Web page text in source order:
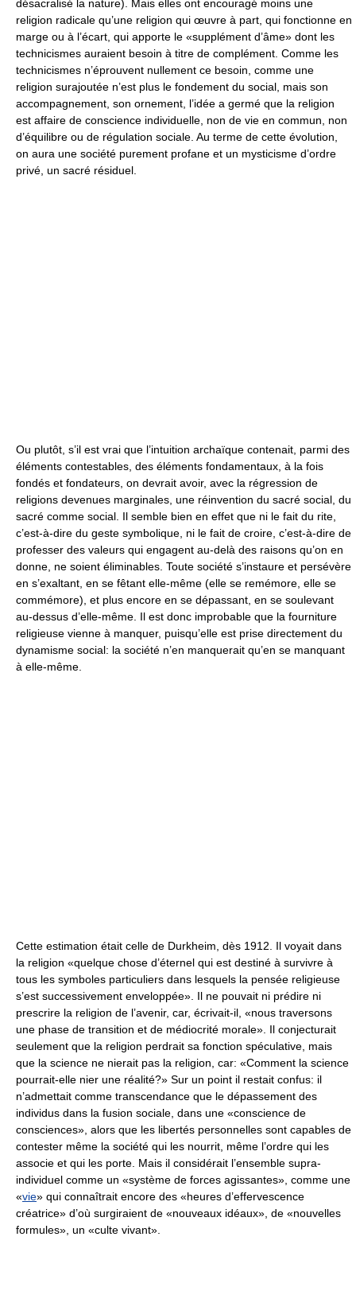
désacralisé la nature). Mais elles ont encouragé moins une
religion radicale qu’une religion qui œuvre à part, qui fonctionne en
marge ou à l’écart, qui apporte le «supplément d’âme» dont les
technicismes auraient besoin à titre de complément. Comme les
technicismes n’éprouvent nullement ce besoin, comme une
religion surajoutée n’est plus le fondement du social, mais son
accompagnement, son ornement, l’idée a germé que la religion
est affaire de conscience individuelle, non de vie en commun, non
d’équilibre ou de régulation sociale. Au terme de cette évolution,
on aura une société purement profane et un mysticisme d’ordre
privé, un sacré résiduel.
Ou plutôt, s’il est vrai que l’intuition archaïque contenait, parmi des
éléments contestables, des éléments fondamentaux, à la fois
fondés et fondateurs, on devrait avoir, avec la régression de
religions devenues marginales, une réinvention du sacré social, du
sacré comme social. Il semble bien en effet que ni le fait du rite,
c’est-à-dire du geste symbolique, ni le fait de croire, c’est-à-dire de
professer des valeurs qui engagent au-delà des raisons qu’on en
donne, ne soient éliminables. Toute société s’instaure et persévère
en s’exaltant, en se fêtant elle-même (elle se remémore, elle se
commémore), et plus encore en se dépassant, en se soulevant
au-dessus d’elle-même. Il est donc improbable que la fourniture
religieuse vienne à manquer, puisqu’elle est prise directement du
dynamisme social: la société n’en manquerait qu’en se manquant
à elle-même.
Cette estimation était celle de Durkheim, dès 1912. Il voyait dans
la religion «quelque chose d’éternel qui est destiné à survivre à
tous les symboles particuliers dans lesquels la pensée religieuse
s’est successivement enveloppée». Il ne pouvait ni prédire ni
prescrire la religion de l’avenir, car, écrivait-il, «nous traversons
une phase de transition et de médiocrité morale». Il conjecturait
seulement que la religion perdrait sa fonction spéculative, mais
que la science ne nierait pas la religion, car: «Comment la science
pourrait-elle nier une réalité?» Sur un point il restait confus: il
n’admettait comme transcendance que le dépassement des
individus dans la fusion sociale, dans une «conscience de
consciences», alors que les libertés personnelles sont capables de
contester même la société qui les nourrit, même l’ordre qui les
associe et qui les porte. Mais il considérait l’ensemble supra-
individuel comme un «système de forces agissantes», comme une
«vie» qui connaîtrait encore des «heures d’effervescence
créatrice» d’où surgiraient de «nouveaux idéaux», de «nouvelles
formules», un «culte vivant».